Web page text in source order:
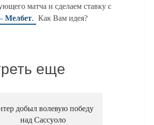
матча и сделаем ставку с
Мелбет. Как Вам идея?
еще
добыл волевую победу
над Сассуоло